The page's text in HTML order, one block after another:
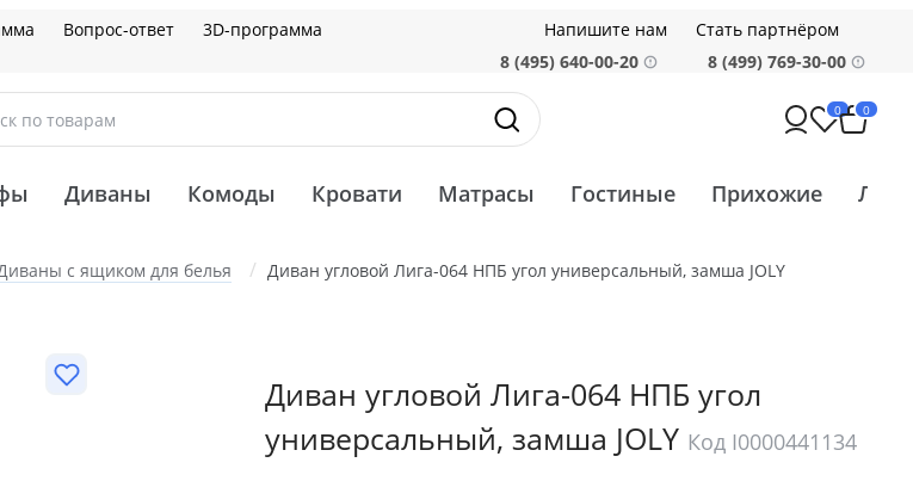
Вопрос-ответ 3D-программа Напишите нам
Стать партнёром
8 (495) 640-00-20
8 (499) 769-30-00
по товарам 0 0
Диваны Комоды Кровати Матрасы Гостиные Прихожие
с ящиком для белья Диван угловой Лига-064 НПБ угол универсальный, замша JOLY
Диван угловой Лига-064 НПБ угол
универсальный, замша JOLY Код I0000441134